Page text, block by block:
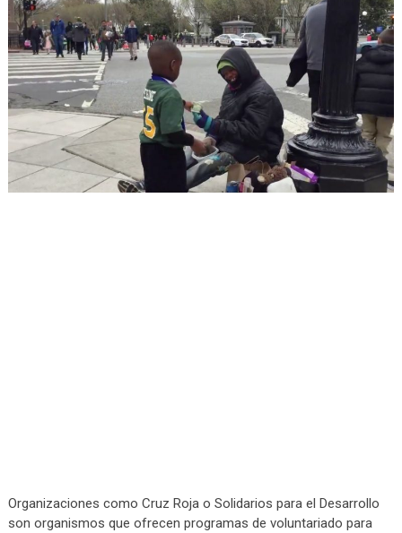
Organizaciones como Cruz Roja o Solidarios para el Desarrollo
son organismos que ofrecen programas de voluntariado para